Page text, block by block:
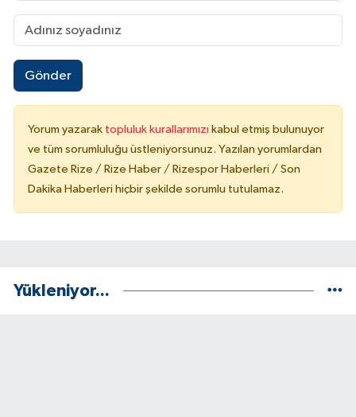
Gönder
Yorum yazarak topluluk kurallarımızı kabul etmiş bulunuyor
ve tüm sorumluluğu üstleniyorsunuz. Yazılan yorumlardan
Gazete Rize / Rize Haber / Rizespor Haberleri / Son
Dakika Haberleri hiçbir şekilde sorumlu tutulamaz.
Yükleniyor...